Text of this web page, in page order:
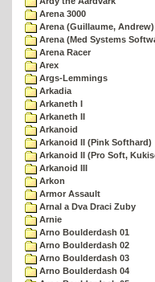
Arena 3000
Arena (Guillaume, Andrew)
Arena (Med Systems
Arena Racer
Arex
Args-Lemmings
Arkadia
Arkaneth I
Arkaneth II
Arkanoid
Arkanoid II (Pink Softhard)
Arkanoid II (Pro Soft,
Arkanoid III
Arkon
Armor Assault
Arnal a Dva Draci Zuby
Arnie
Arno Boulderdash 01
Arno Boulderdash 02
Arno Boulderdash 03
Arno Boulderdash 04